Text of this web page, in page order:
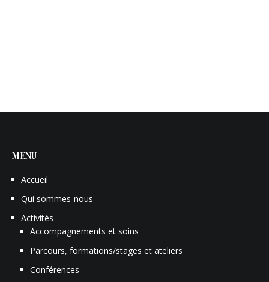
MENU
Accueil
Qui sommes-nous
Activités
Accompagnements et soins
Parcours, formations/stages et ateliers
Conférences